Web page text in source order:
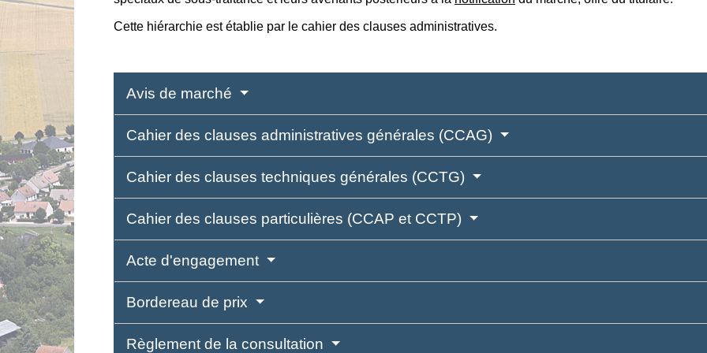
Cette hiérarchie est établie par le cahier des clauses administratives.
Avis de marché
Cahier des clauses administratives générales (CCAG)
Cahier des clauses techniques générales (CCTG)
Cahier des clauses particulières (CCAP et CCTP)
Acte d'engagement
Bordereau de prix
Règlement de la consultation